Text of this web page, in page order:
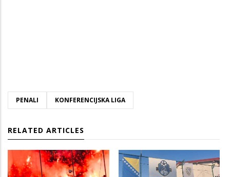
PENALI KONFERENCIJSKA LIGA
RELATED ARTICLES